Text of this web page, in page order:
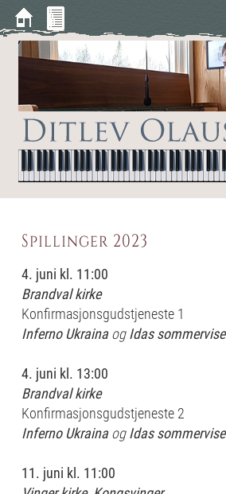
Spillinger 2023
4. juni kl. 11:00
Brandval kirke
Konfirmasjonsgudstjeneste 1
Inferno UkrainaogIdas sommervise
4. juni kl. 13:00
Brandval kirke
Konfirmasjonsgudstjeneste 2
Inferno UkrainaogIdas sommervise
11. juni kl. 11:00